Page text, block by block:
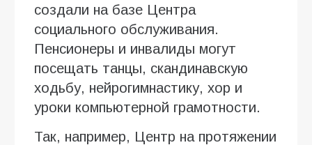
создали на базе Центра
социального обслуживания.
Пенсионеры и инвалиды могут
посещать танцы, скандинавскую
ходьбу, нейрогимнастику, хор и
уроки компьютерной грамотности.
Так, например, Центр на протяжении